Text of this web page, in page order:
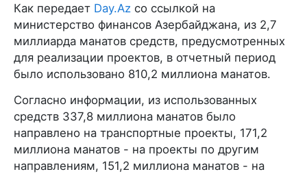
Как передает Day.Az со ссылкой на
министерство финансов Азербайджана, из 2,7
миллиарда манатов средств, предусмотренных
для реализации проектов, в отчетный период
было использовано 810,2 миллиона манатов.
Согласно информации, из использованных
средств 337,8 миллиона манатов было
направлено на транспортные проекты, 171,2
миллиона манатов - на проекты по другим
направлениям, 151,2 миллиона манатов - на